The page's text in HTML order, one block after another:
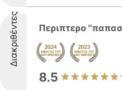
Διακριθέντες Περιπτερο
8.5